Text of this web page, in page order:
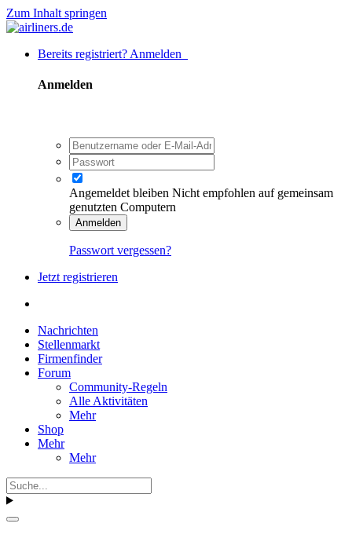
Zum Inhalt springen
Bereits registriert? Anmelden
Anmelden
Angemeldet bleiben Nicht empfohlen auf gemeinsam
genutzten Computern
Anmelden
Passwort vergessen?
Jetzt registrieren
Nachrichten
Stellenmarkt
Firmenfinder
Forum
Community-Regeln
Alle Aktivitäten
Mehr
Shop
Mehr
Mehr